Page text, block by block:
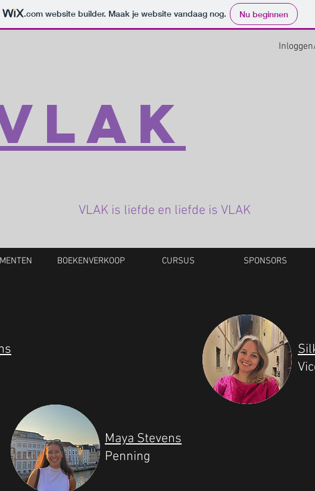
.com website builder. Maak je website vandaag nog. Nu beginnen
VLAK is liefde en liefde is VLAK
BOEKENVERKOOP CURSUS SPONSORS
Maya Stevens
Penning